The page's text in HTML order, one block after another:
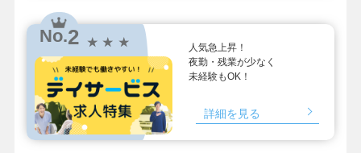
No.2 ★ ★ ★
人気急上昇！
夜勤・残業が少なく
未経験もOK！
詳細を見る